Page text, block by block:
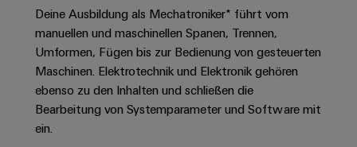
Energienetze
Gebäudeinfrastruktur
Lösungen
für
die
spezifischen
Anforderungen
Building
Smart
Metering
Weidmüller
Configurator
Elektronik
Koppelrelais
&
Halbleiterrelais
PCB
Connector
Services
Akkreditiertes
Webshop
Preisliste
Kataloganforderung
Länder
Management
Informationen
und
und
Schüler
Ausbildung
Duales
Deine Ausbildung als Mechatroniker* führt vom
manuellen und maschinellen Spanen, Trennen,
Umformen, Fügen bis zur Bedienung von gesteuerten
Maschinen. Elektrotechnik und Elektronik gehören
ebenso zu den Inhalten und schließen die
Bearbeitung von Systemparameter und Software mit
ein.